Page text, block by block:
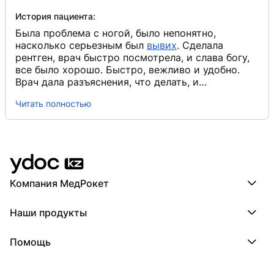
История пациента:
Была проблема с ногой, было непонятно,
насколько серьезным был вывих​. Сделала
рентген, врач быстро посмотрела, и слава богу,
все было хорошо. Быстро, вежливо и удобно.
Врач дала разъяснения, что делать, и
Читать полностью
Компания МедРокет
О YDoc
Наши продукты
ПроТаблетки
Помощь